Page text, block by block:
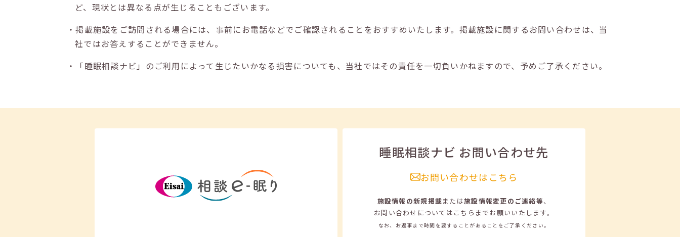
ど、現状とは異なる点が生じることもございます。
・掲載施設をご訪問される場合には、事前にお電話などでご確認されることをおすすめいたします。掲載施設に関するお問い合わせは、当
社ではお答えすることができません。
・「睡眠相談ナビ」のご利用によって生じたいかなる損害についても、当社ではその責任を一切負いかねますので、予めご了承ください。
睡眠相談ナビ お問い合わせ先
お問い合わせはこちら
施設情報の新規掲載または施設情報変更のご連絡等、
お問い合わせについてはこちらまでお願いいたします。
なお、お返事まで時間を要することがあることをご了承ください。